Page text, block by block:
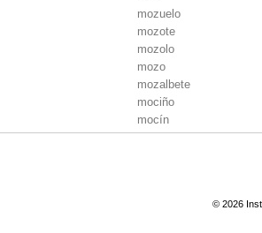
mozuelo
mozote
mozolo
mozo
mozalbete
mociño
mocín
mocete
© 2026